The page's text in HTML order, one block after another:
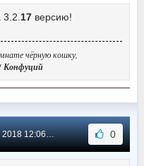
17 версию!
чёрную кошку,
Конфуций
Сообщение #96 0